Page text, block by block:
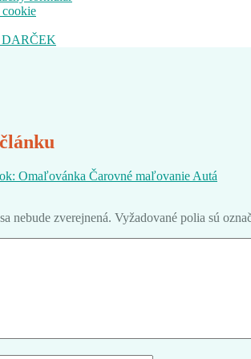
cookie
Omaľovánka Čarovné maľovanie Autá
nebude zverejnená. Vyžadované polia sú